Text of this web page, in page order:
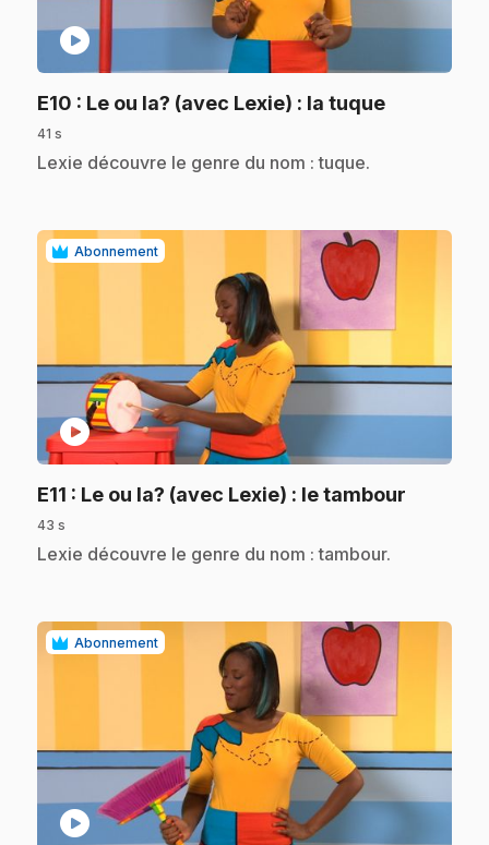
play_circle
E10 : Le ou la? (avec Lexie) : la tuque.
41 s
.Lexie découvre le genre du nom : tuque.
Abonnement
play_circle
E11 : Le ou la? (avec Lexie) : le tambour
43 s
.Lexie découvre le genre du nom : tambour.
Abonnement
play_circle